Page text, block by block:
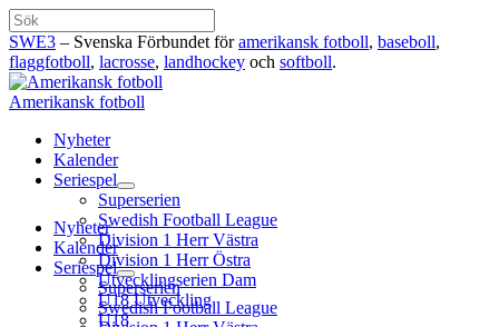
Hoppa
till
innehåll
Sök
SWE3 – Svenska Förbundet föramerikansk fotboll, baseboll,
flaggfotboll, lacrosse, landhockey och softboll.
Amerikansk fotboll
Nyheter
Kalender
Seriespel
Superserien
Swedish Football League
Division 1 Herr Västra
Division 1 Herr Östra
Utvecklingserien Dam
U18 Utveckling
U18
Nyheter
Kalender
Seriespel
Superserien
Swedish Football League